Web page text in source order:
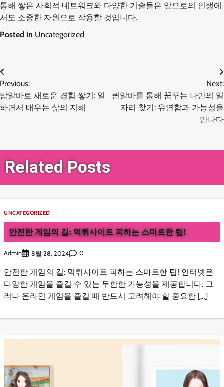
통해 쌓은 사회적 네트워크와 다양한 기술들은 앞으로의 인생에
서도 소중한 자원으로 작용할 것입니다.
Posted in Uncategorized
글
탐
Previous:
밤알바로 새로운 경험 쌓기: 일
하면서 배우는 삶의 지혜
Next:
퀸알바를 통해 꿈꾸는 나만의 일
자리 찾기: 유연함과 가능성을
만나다
Related Posts
UNCATEGORIZED
안전한 게임의 길: 먹튀사이트 피하는 스마트한 팁!
Admin 8월 28, 2024 0
안전한 게임의 길: 먹튀사이트 피하는 스마트한 팁! 인터넷은
다양한 게임을 즐길 수 있는 무한한 가능성을 제공합니다. 그
러나 온라인 게임을 즐길 때 반드시 고려해야 할 중요한 […]